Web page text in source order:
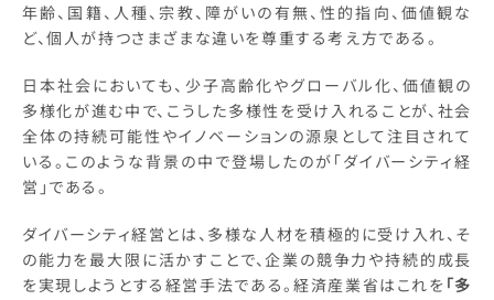
年齢、国籍、人種、宗教、障がいの有無、性的指向、価値観な
ど、個人が持つさまざまな違いを尊重する考え方である。
日本社会においても、少子高齢化やグローバル化、価値観の
多様化が進む中で、こうした多様性を受け入れることが、社会
全体の持続可能性やイノベーションの源泉として注目されて
いる。このような背景の中で登場したのが「ダイバーシティ経
営」である。
ダイバーシティ経営とは、多様な人材を積極的に受け入れ、そ
の能力を最大限に活かすことで、企業の競争力や持続的成長
を実現しようとする経営手法である。経済産業省はこれを 「多